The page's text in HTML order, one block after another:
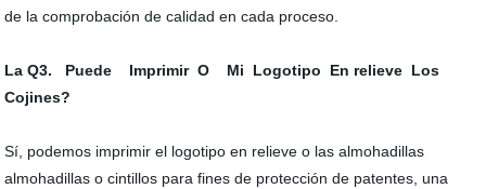
de la comprobación de calidad en cada proceso.
La Q3. Puede Imprimir O Mi Logotipo En relieve Los
Cojines?
Sí, podemos imprimir el logotipo en relieve o las almohadillas
almohadillas o cintillos para fines de protección de patentes, una